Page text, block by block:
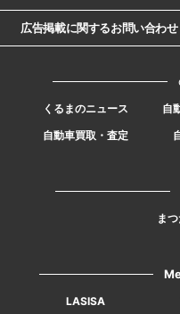
広告掲載に関するお問い合わせ
くるまのニュース 自
自動車買取・査定
ま
LASISA